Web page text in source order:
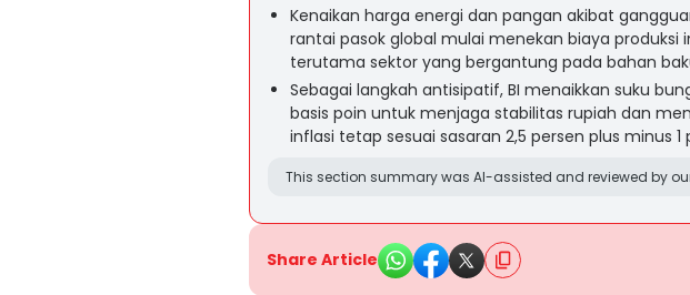
Kenaikan harga energi dan pangan akibat
rantai pasok global mulai menekan biaya produksi
terutama sektor yang bergantung pada bahan
Sebagai langkah antisipatif, BI menaikkan suku
basis poin untuk menjaga stabilitas rupiah dan
inflasi tetap sesuai sasaran 2,5 persen plus minus 1
This section summary was AI-assisted and reviewed by
Share Article